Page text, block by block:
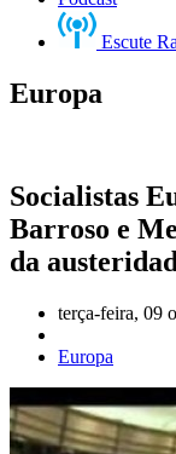
Escute
Europa
Socialistas
Barroso e
da
terça-feira, 09
Europa